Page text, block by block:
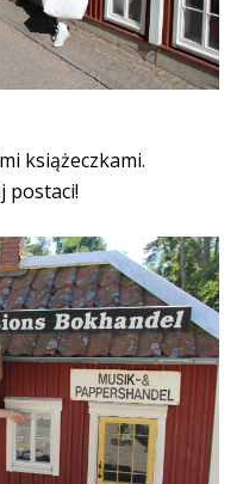
książeczkami.
postaci!